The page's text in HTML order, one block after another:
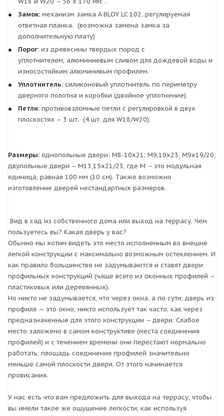
Замок: механизм замка A BLOY LC 102, регулируемая
ответная планка. (возможна замена замка за
дополнительную плату)
Порог: из древесины твердых пород с
уплотнителем, алюминиевым сливом для дождевой воды и
износостойким алюминивым профилем.
Уплотнитель: силиконовый уплотнитель по периметру
дверного полотна и коробки (двойное уплотнение).
Петли: противовзломные петли с регулировкой в двух
плоскостях – 3 шт. (4 шт. для W18/W20).
Размеры: однопольные двери: М8-10х21; М9,10х23, М9х19/20;
двупольные двери – М13,15х21/23, где М – это модульная
единица, равная 100 мм (10 см). Также возможно
изготовление дверей нестандартных размеров.
Вид в сад из собственного дома или выход на террасу. Чем
пользуетесь вы? Какая дверь у вас?
Обычно мы хотим видеть это место исполненным во внешне
легкой конструкции с максимально возможным остеклением. И
как правило большинство не задумываются и ставят двери
профильных конструкций (чаще всего из оконных профилей –
пластиковых или деревянных).
Но никто не задумывается, что через окна, а по сути, дверь из
профиля — это окно, никто использует так часто, как через
предназначенные для этого конструкции – двери. Слабое
место заложено в самом конструктиве (места соединения
профилей) и с течением времени они перестают нормально
работать, площадь соединения профилей значительно
меньше самой плоскости двери. От этого начинается
провисания.
У нас есть что вам предложить для выхода на террасу, чтобы
вы имели такое же ощущение легкости, как используя